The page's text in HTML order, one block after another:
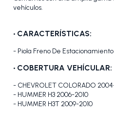
vehículos.
• CARACTERÍSTICAS:
- Piola Freno De
• COBERTURA VEHÍCULAR:
- CHEVROLET COLORADO
- HUMMER H3 2006-2010
- HUMMER H3T 2009-2010